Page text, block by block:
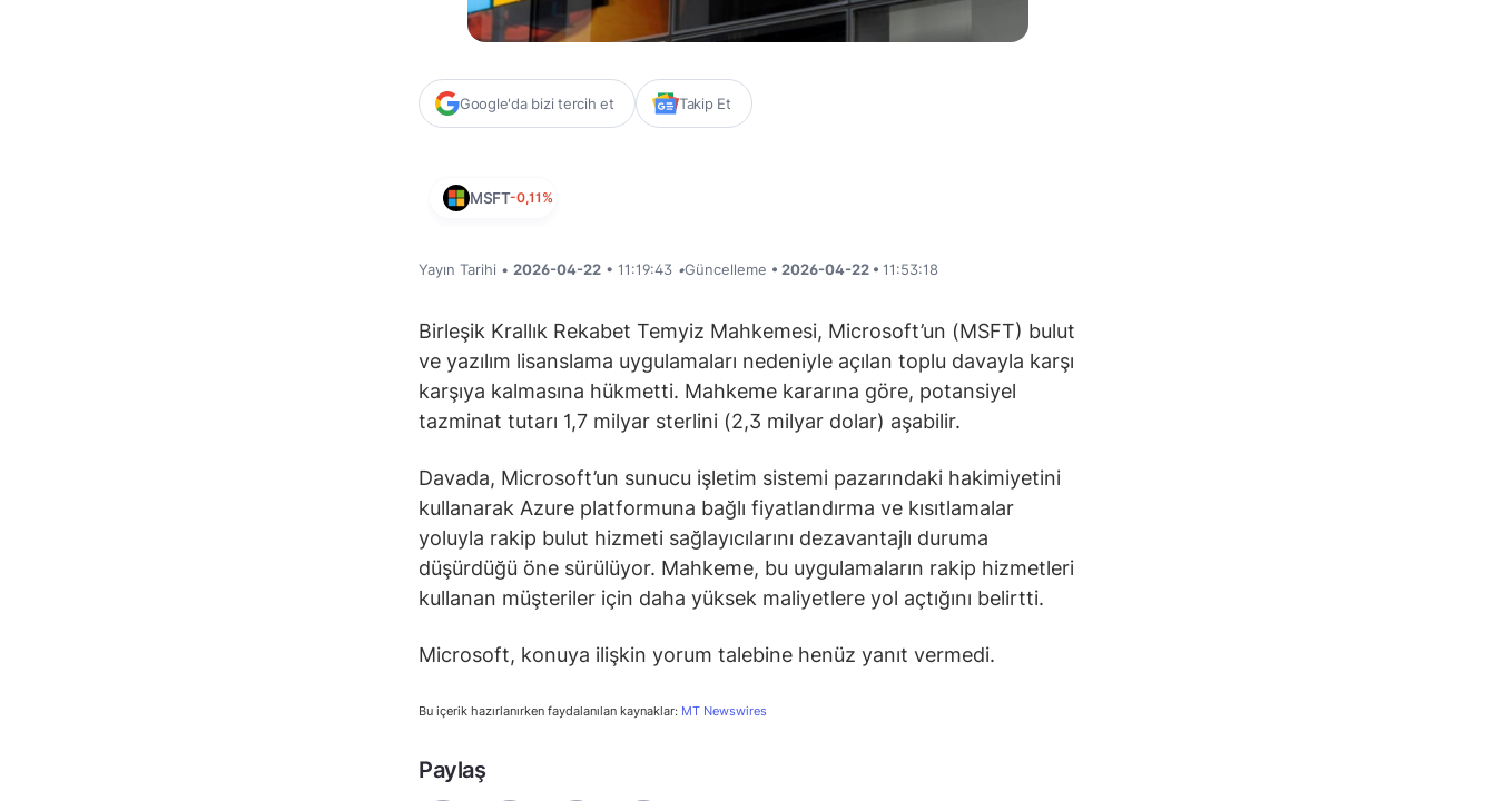
Google'da bizi tercih et Takip Et
MSFT-0,11%
Yayın Tarihi • 2026-04-22 • 11:19:43 •Güncelleme • 2026-04-22 • 11:53:18
Birleşik Krallık Rekabet Temyiz Mahkemesi, Microsoft’un (MSFT) bulut
ve yazılım lisanslama uygulamaları nedeniyle açılan toplu davayla karşı
karşıya kalmasına hükmetti. Mahkeme kararına göre, potansiyel
tazminat tutarı 1,7 milyar sterlini (2,3 milyar dolar) aşabilir.
Davada, Microsoft’un sunucu işletim sistemi pazarındaki hakimiyetini
kullanarak Azure platformuna bağlı fiyatlandırma ve kısıtlamalar
yoluyla rakip bulut hizmeti sağlayıcılarını dezavantajlı duruma
düşürdüğü öne sürülüyor. Mahkeme, bu uygulamaların rakip hizmetleri
kullanan müşteriler için daha yüksek maliyetlere yol açtığını belirtti.
Microsoft, konuya ilişkin yorum talebine henüz yanıt vermedi.
Bu içerik hazırlanırken faydalanılan kaynaklar: MT Newswires
Paylaş